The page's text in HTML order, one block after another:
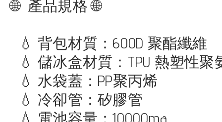
🌐 產品規格 🌐
💧 背包材質：600D 聚酯纖維
💧 儲冰盒材質：TPU 熱塑性聚
💧 水袋蓋：PP聚丙烯
💧 冷卻管：矽膠管
💧 電池容量：10000ma